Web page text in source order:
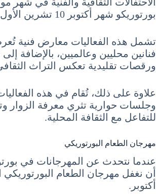
بورتوريكو شهر أكتوبر 10 تشرين الأول October.
تشمل هذه الفعاليات معارض فنية
فنانين محليين وعالميين، بالإضافة
ورقصات تقليدية تعكس التراث
علاوة على ذلك، تُقام في هذه
وجلسات حوارية تثري معرفة الزوار
للتفاعل مع الثقافة المحلية.
مهرجان الطعام البورتوريكي
عندما نتحدث عن المهرجانات في
أن نغفل مهرجان الطعام
أكتوبر.